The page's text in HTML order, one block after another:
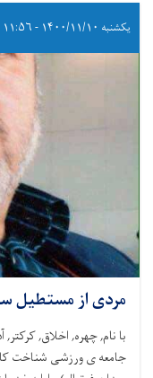
یکشنبه ۱۴۰۰/۱۱/۱۰ - ۱۱:۵۶
مردی از مستطیل
با نام, چهره, اخلاق,
جامعه ی ورزشی شناخت